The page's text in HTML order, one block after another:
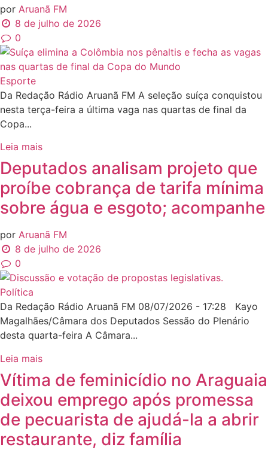
por Aruanã FM
8 de julho de 2026
0
Esporte
Da Redação Rádio Aruanã FM A seleção suíça conquistou
nesta terça-feira a última vaga nas quartas de final da
Copa...
Leia mais
Deputados analisam projeto que
proíbe cobrança de tarifa mínima
sobre água e esgoto; acompanhe
por Aruanã FM
8 de julho de 2026
0
Política
Da Redação Rádio Aruanã FM 08/07/2026 - 17:28 Kayo
Magalhães/Câmara dos Deputados Sessão do Plenário
desta quarta-feira A Câmara...
Leia mais
Vítima de feminicídio no Araguaia
deixou emprego após promessa
de pecuarista de ajudá-la a abrir
restaurante, diz família